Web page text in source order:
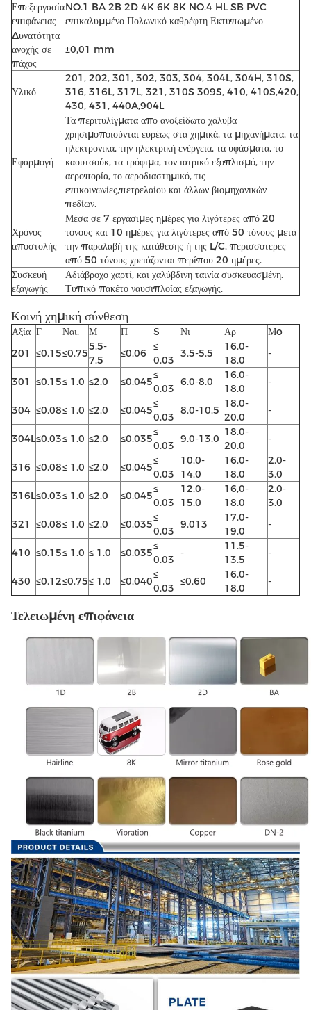
Επεξεργασία
επιφάνειας
NO.1 BA 2B 2D 4K 6K 8K NO.4 HL SB PVC
επικαλυμμένο Πολωνικό καθρέφτη Εκτυπωμένο
Δυνατότητα
ανοχής σε
πάχος
±0,01 mm
Υλικό
201, 202, 301, 302, 303, 304, 304L, 304H, 310S,
316, 316L, 317L, 321, 310S 309S, 410, 410S,420,
430, 431, 440A,904L
Εφαρμογή
Τα περιτυλίγματα από ανοξείδωτο χάλυβα
χρησιμοποιούνται ευρέως στα χημικά, τα μηχανήματα, τα
ηλεκτρονικά, την ηλεκτρική ενέργεια, τα υφάσματα, το
καουτσούκ, τα τρόφιμα, τον ιατρικό εξοπλισμό, την
αεροπορία, το αεροδιαστημικό, τις
επικοινωνίες,πετρελαίου και άλλων βιομηχανικών
πεδίων.
Χρόνος
αποστολής
Μέσα σε 7 εργάσιμες ημέρες για λιγότερες από 20
τόνους και 10 ημέρες για λιγότερες από 50 τόνους μετά
την παραλαβή της κατάθεσης ή της L/C, περισσότερες
από 50 τόνους χρειάζονται περίπου 20 ημέρες.
Συσκευή
εξαγωγής
Αδιάβροχο χαρτί, και χαλύβδινη ταινία συσκευασμένη.
Τυπικό πακέτο ναυσιπλοΐας εξαγωγής.
Κοινή χημική σύνθεση
Αξία Γ Ναι. Μ Π S Νι Αρ
Μo
201
≤0.15≤0.75
5.5-
7.5
≤0.06
≤
0.03
3.5-5.5
16.0-
18.0
-
301 ≤0.15≤ 1.0 ≤2.0 ≤0.045
≤
0.03
6.0-8.0
16.0-
18.0
-
304 ≤0.08≤ 1.0 ≤2.0 ≤0.045
≤
0.03
8.0-10.5
18.0-
20.0
-
304L≤0.03≤ 1.0 ≤2.0 ≤0.035
≤
0.03
9.0-13.0
18.0-
20.0
-
316 ≤0.08≤ 1.0 ≤2.0 ≤0.045
≤
0.03
10.0-
14.0
16.0-
18.0
2.0-
3.0
316L≤0.03≤ 1.0 ≤2.0 ≤0.045
≤
0.03
12.0-
15.0
16,0-
18.0
2.0-
3.0
321
≤0.08≤ 1.0 ≤2.0 ≤0.035
≤
0.03
9.013
17.0-
19.0
-
410 ≤0.15≤ 1.0 ≤ 1.0 ≤0.035
≤
0.03
-
11.5-
13.5
-
430 ≤0.12≤0.75≤ 1.0 ≤0.040
≤
0.03
≤0.60
16.0-
18.0
-
Τελειωμένη επιφάνεια